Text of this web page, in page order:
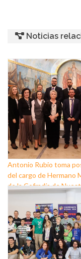
Noticias
Antonio Rubio toma
del cargo de Hermano
de la Cofradía de
Padre Jesús Nazareno y
Nuestra Señora de los
de Balerma